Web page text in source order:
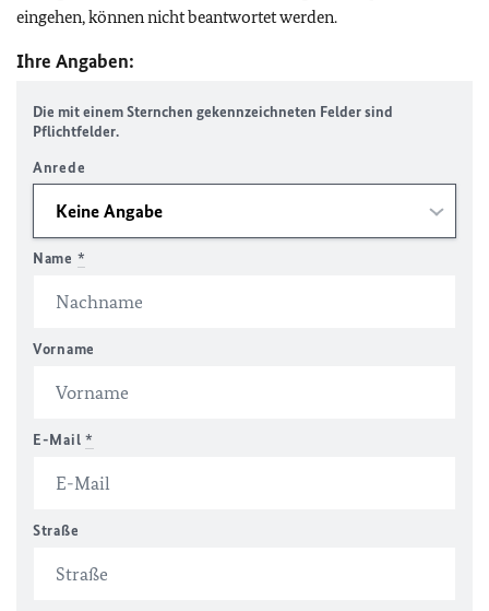
eingehen, können nicht beantwortet werden.
Ihre Angaben:
Die mit einem Sternchen gekennzeichneten Felder sind
Pflichtfelder.
Anrede
Name *
Vorname
E-Mail *
Straße